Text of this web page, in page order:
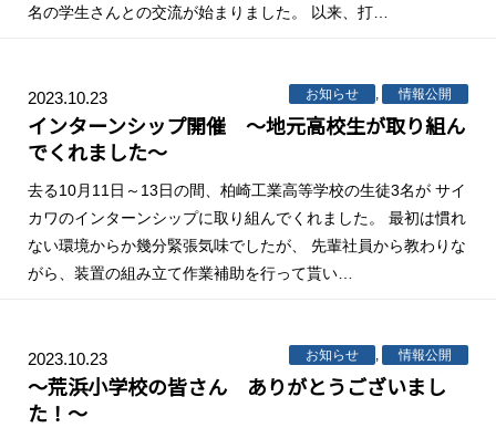
名の学生さんとの交流が始まりました。 以来、打…
2023.10.23 お知らせ 情報公開
インターンシップ開催 ～地元高校生が取り組ん
でくれました～
去る10月11日～13日の間、柏崎工業高等学校の生徒3名が サイ
カワのインターンシップに取り組んでくれました。 最初は慣れ
ない環境からか幾分緊張気味でしたが、 先輩社員から教わりな
がら、装置の組み立て作業補助を行って貰い…
2023.10.23 お知らせ 情報公開
～荒浜小学校の皆さん ありがとうございまし
た！～